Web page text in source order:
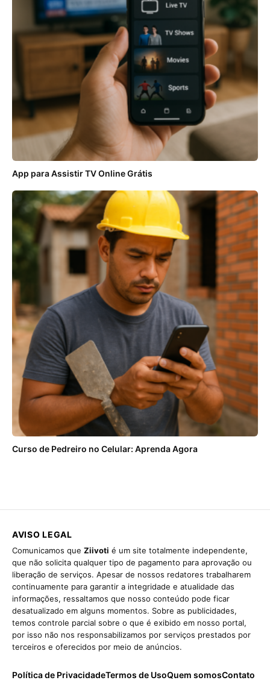
App para Assistir TV Online Grátis
Curso de Pedreiro no Celular: Aprenda Agora
AVISO LEGAL
Comunicamos que Ziivoti é um site totalmente independente,
que não solicita qualquer tipo de pagamento para aprovação ou
liberação de serviços. Apesar de nossos redatores trabalharem
continuamente para garantir a integridade e atualidade das
informações, ressaltamos que nosso conteúdo pode ficar
desatualizado em alguns momentos. Sobre as publicidades,
temos controle parcial sobre o que é exibido em nosso portal,
por isso não nos responsabilizamos por serviços prestados por
terceiros e oferecidos por meio de anúncios.
Política de PrivacidadeTermos de UsoQuem somosContato